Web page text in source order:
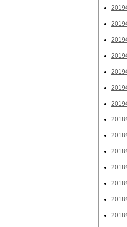
2019
2019
2019
2019
2019
2019
2019
2018
2018
2018
2018
2018
2018
2018